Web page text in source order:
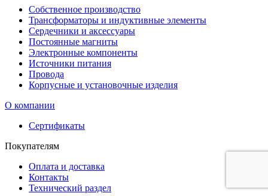
Собственное производство
Трансформаторы и индуктивные элементы
Сердечники и аксессуары
Постоянные магниты
Электронные компоненты
Источники питания
Провода
Корпусные и установочные изделия
О компании
Сертификаты
Покупателям
Оплата и доставка
Контакты
Технический раздел